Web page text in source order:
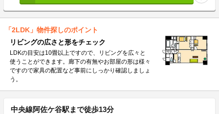
「2LDK」物件探しのポイント
リビングの広さと形をチェック
LDKの目安は10畳以上ですので、リビングを広々と
使うことができます。廊下の有無やお部屋の形は様々
ですので家具の配置など事前にしっかり確認しましょ
う。
中央線阿佐ケ谷駅まで徒歩13分